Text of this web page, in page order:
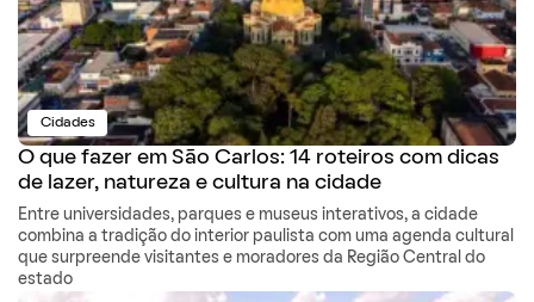
Cidades
O que fazer em São Carlos: 14 roteiros com dicas
de lazer, natureza e cultura na cidade
Entre universidades, parques e museus interativos, a cidade
combina a tradição do interior paulista com uma agenda cultural
que surpreende visitantes e moradores da Região Central do
estado